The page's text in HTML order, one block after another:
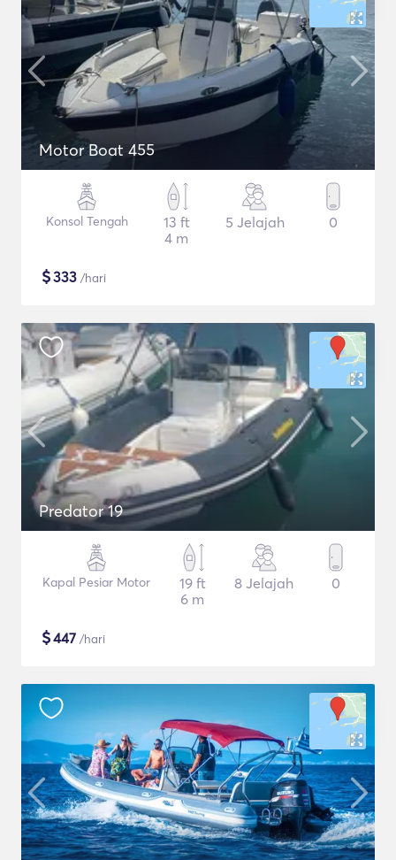
Motor Boat 455
Konsol Tengah
13 ft
4 m
5 Jelajah 0
$333 /hari
Predator 19
Kapal Pesiar Motor
19 ft
6 m
8 Jelajah 0
$447 /hari